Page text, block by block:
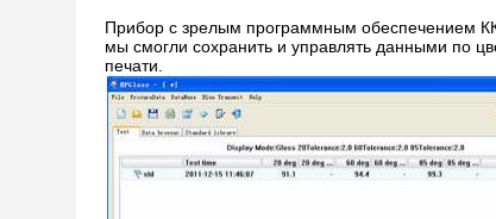
Прибор с зрелым программным обеспечением
мы смогли сохранить и управлять данными по
печати.